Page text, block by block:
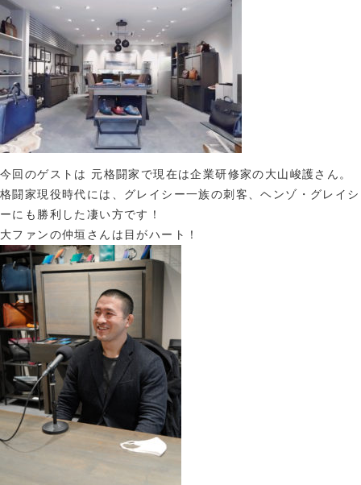
今回のゲストは 元格闘家で現在は企業研修家の大山峻護さん。
格闘家現役時代には、グレイシー一族の刺客、ヘンゾ・グレイシ
ーにも勝利した凄い方です！
大ファンの仲垣さんは目がハート！